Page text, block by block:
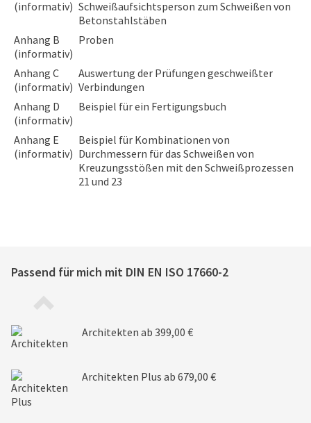
(informativ) Schweißaufsichtsperson zum Schweißen von
Betonstahlstäben
Anhang B
(informativ)
Proben
Anhang C
(informativ)
Auswertung der Prüfungen geschweißter
Verbindungen
Anhang D
(informativ)
Beispiel für ein Fertigungsbuch
Anhang E
(informativ)
Beispiel für Kombinationen von
Durchmessern für das Schweißen von
Kreuzungsstößen mit den Schweißprozessen
21 und 23
Passend für mich mit DIN EN ISO 17660-2
Architekten ab 399,00 €
Architekten Plus ab 679,00 €